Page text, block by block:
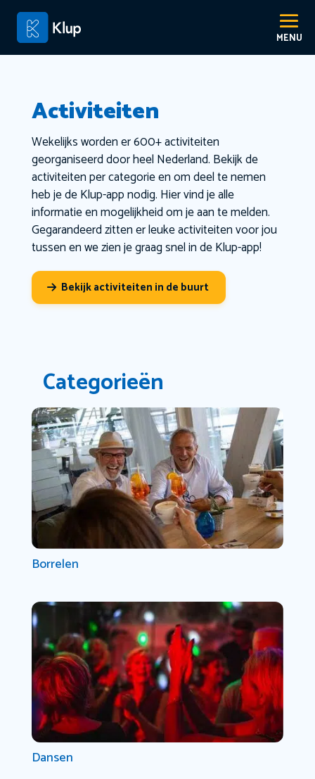
Activiteiten
Wekelijks worden er 600+ activiteiten
georganiseerd door heel Nederland. Bekijk de
activiteiten per categorie en om deel te nemen
heb je de Klup-app nodig. Hier vind je alle
informatie en mogelijkheid om je aan te melden.
Gegarandeerd zitten er leuke activiteiten voor jou
tussen en we zien je graag snel in de Klup-app!
Bekijk activiteiten in de buurt
Categorieën
Borrelen
Dansen